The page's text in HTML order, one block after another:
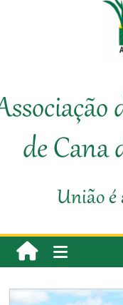
Canasol marca
Fator Biológico da
Associados da
Coopercitrus Expo 2026
Associação
Fornecedores
de Cana
União é